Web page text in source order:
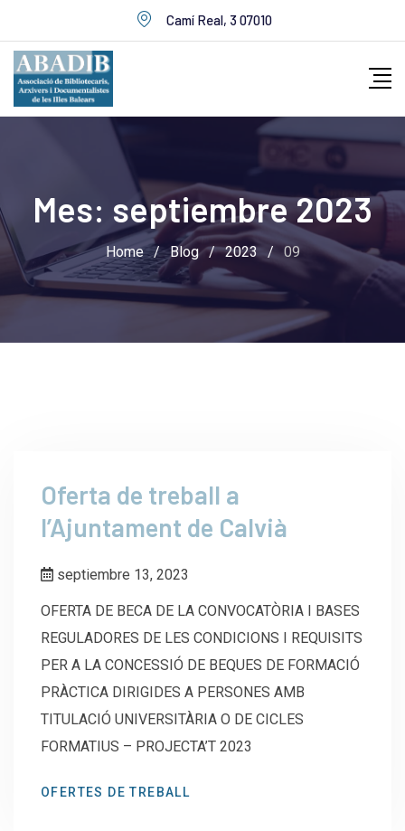
to
content
Camí Real, 3 07010
Mes: septiembre 2023
Home / Blog / 2023 / 09
Oferta de treball a
l’Ajuntament de Calvià
septiembre 13, 2023
OFERTA DE BECA DE LA CONVOCATÒRIA I BASES
REGULADORES DE LES CONDICIONS I REQUISITS
PER A LA CONCESSIÓ DE BEQUES DE FORMACIÓ
PRÀCTICA DIRIGIDES A PERSONES AMB
TITULACIÓ UNIVERSITÀRIA O DE CICLES
FORMATIUS – PROJECTA’T 2023
OFERTES DE TREBALL